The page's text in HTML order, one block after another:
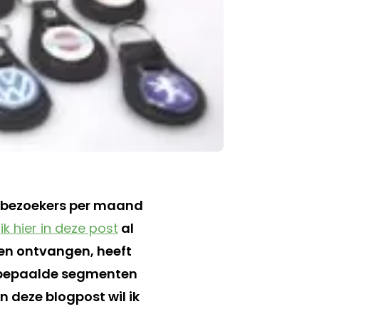
per maand
ik hier in deze post al
ontvangen, heeft
segmenten
deze blogpost wil ik